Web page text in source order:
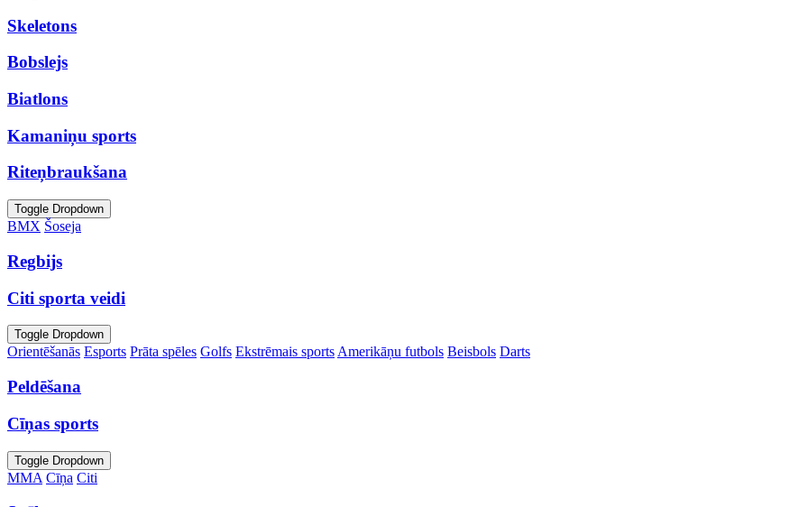
Skeletons
Bobslejs
Biatlons
Kamaniņu sports
Riteņbraukšana
Toggle Dropdown
BMX Šoseja
Regbijs
Citi sporta veidi
Toggle Dropdown
Orientēšanās Esports Prāta spēles Golfs Ekstrēmais sports Amerikāņu futbols Beisbols Darts
Peldēšana
Cīņas sports
Toggle Dropdown
MMA Cīņa Citi